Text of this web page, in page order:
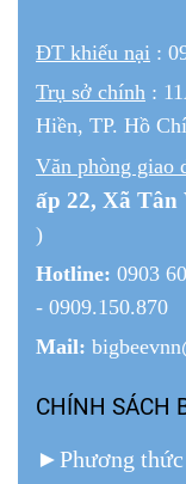
ĐT khiếu nại :
Trụ sở chính :
Hiền, TP. Hồ
Văn phòng giao
ấp 22, Xã Tân
)
Hotline: 0903
- 0909.150.870
Mail:
CHÍNH SÁCH
►Phương